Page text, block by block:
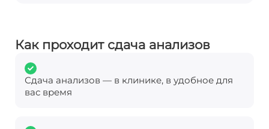
Как проходит сдача анализов
Сдача анализов — в клинике, в удобное для
вас время